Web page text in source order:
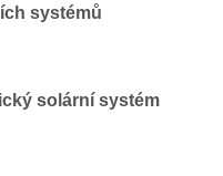
systémů
solární systém